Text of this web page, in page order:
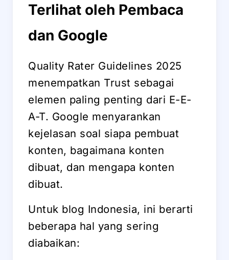
Terlihat oleh Pembaca
dan Google
Quality Rater Guidelines 2025
menempatkan Trust sebagai
elemen paling penting dari E-E-
A-T. Google menyarankan
kejelasan soal siapa pembuat
konten, bagaimana konten
dibuat, dan mengapa konten
dibuat.
Untuk blog Indonesia, ini berarti
beberapa hal yang sering
diabaikan: